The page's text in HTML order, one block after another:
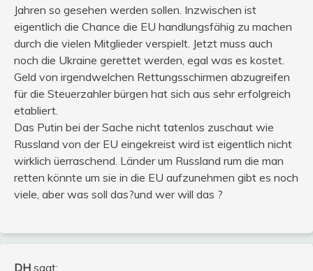
Jahren so gesehen werden sollen. Inzwischen ist
eigentlich die Chance die EU handlungsfähig zu machen
durch die vielen Mitglieder verspielt. Jetzt muss auch
noch die Ukraine gerettet werden, egal was es kostet.
Geld von irgendwelchen Rettungsschirmen abzugreifen
für die Steuerzahler bürgen hat sich aus sehr erfolgreich
etabliert.
Das Putin bei der Sache nicht tatenlos zuschaut wie
Russland von der EU eingekreist wird ist eigentlich nicht
wirklich üerraschend. Länder um Russland rum die man
retten könnte um sie in die EU aufzunehmen gibt es noch
viele, aber was soll das?und wer will das ?
DH sagt: